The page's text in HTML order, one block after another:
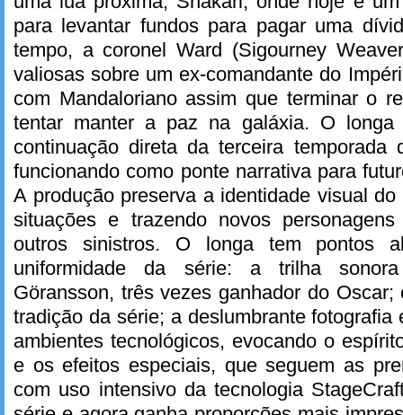
para levantar fundos para pagar uma
tempo, a coronel Ward (Sigourney
valiosas sobre um ex-comandante do
com Mandaloriano assim que terminar o
tentar manter a paz na galáxia. O longa
continuação direta da terceira temporada
funcionando como ponte narrativa para
A produção preserva a identidade visual
situações e trazendo novos
outros sinistros. O longa tem pontos
uniformidade da série: a trilha
Göransson, três vezes ganhador do
tradição da série; a deslumbrante fotografia
ambientes tecnológicos, evocando o
e os efeitos especiais, que seguem as
com uso intensivo da tecnologia